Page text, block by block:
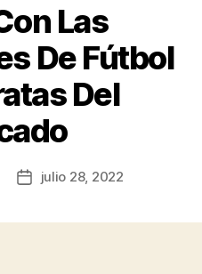
Las
De Fútbol
Del
Fechajulio 28, 2022